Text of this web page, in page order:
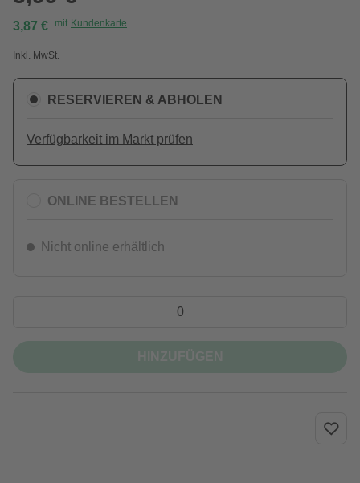
3,87 € mit Kundenkarte
Inkl. MwSt.
RESERVIEREN & ABHOLEN
Verfügbarkeit im Markt prüfen
ONLINE BESTELLEN
Nicht online erhältlich